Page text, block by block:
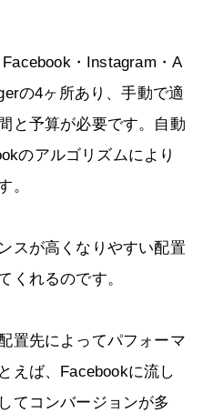
・Instagram・A
の4ヶ所あり、手動で適
と予算が必要です。自動
のアルゴリズムにより
。
スが高くなりやすい配置
くれるのです。
置先によってパフォーマ
えば、Facebookに流し
てコンバージョンが多